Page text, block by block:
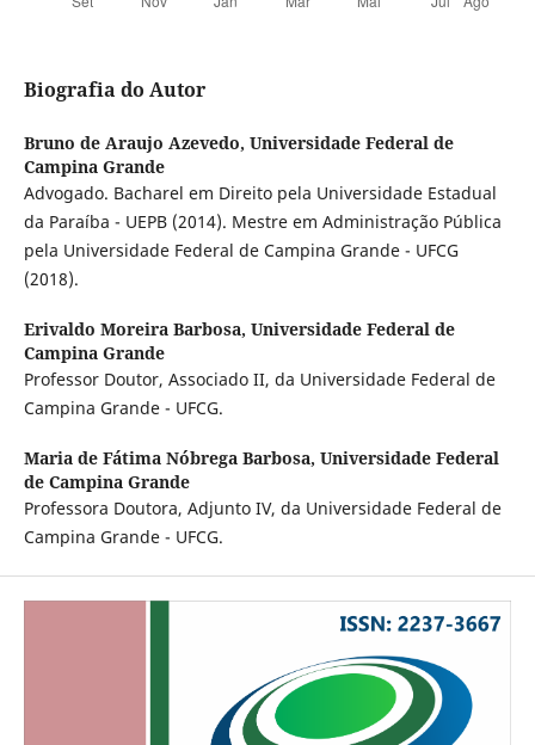
Biografia do Autor
Bruno de Araujo Azevedo, Universidade Federal de
Campina Grande
Advogado. Bacharel em Direito pela Universidade Estadual
da Paraíba - UEPB (2014). Mestre em Administração Pública
pela Universidade Federal de Campina Grande - UFCG
(2018).
Erivaldo Moreira Barbosa, Universidade Federal de
Campina Grande
Professor Doutor, Associado II, da Universidade Federal de
Campina Grande - UFCG.
Maria de Fátima Nóbrega Barbosa, Universidade Federal
de Campina Grande
Professora Doutora, Adjunto IV, da Universidade Federal de
Campina Grande - UFCG.